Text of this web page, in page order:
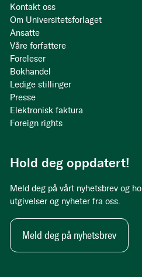
Kontakt oss
Om Universitetsforlaget
Ansatte
Våre forfattere
Foreleser
Bokhandel
Ledige stillinger
Presse
Elektronisk faktura
Foreign rights
Hold deg oppdatert!
Meld deg på vårt nyhetsbrev og
utgivelser og nyheter fra oss.
Meld deg på nyhetsbrev